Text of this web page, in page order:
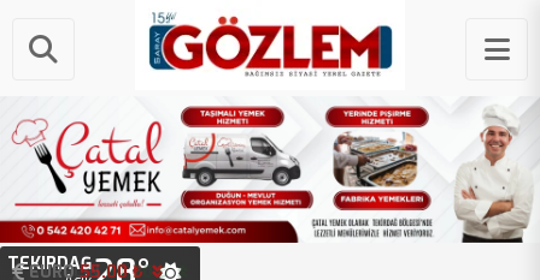
EURO 55.00 ₺
STERLIN 64.20 ₺
TEKIRDAĞ